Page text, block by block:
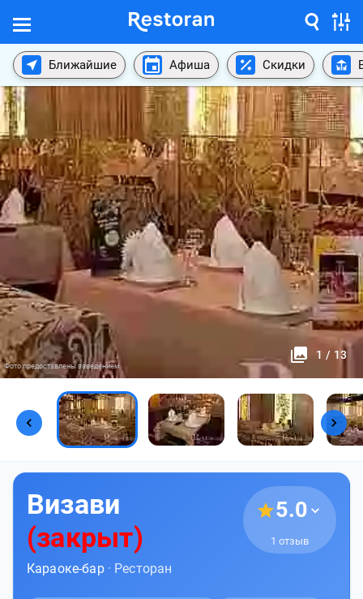
Ближайшие Афиша Скидки
1 / 13
Фото предоставлены заведением
Визави
(закрыт)
5.0
1 отзыв
Караоке-бар· Ресторан